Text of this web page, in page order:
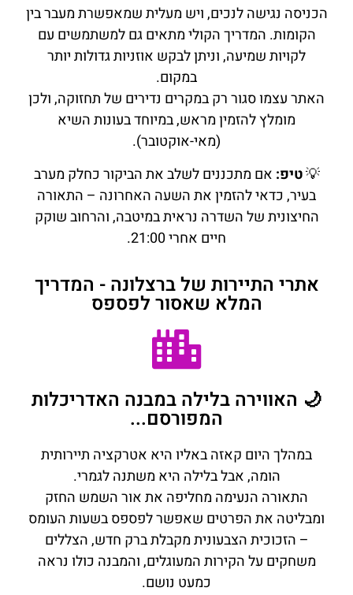
הכניסה נגישה לנכים, ויש מעלית שמאפשרת מעבר בין
הקומות. המדריך הקולי מתאים גם למשתמשים עם
לקויות שמיעה, וניתן לבקש אוזניות גדולות יותר
במקום.
האתר עצמו סגור רק במקרים נדירים של תחזוקה, ולכן
מומלץ להזמין מראש, במיוחד בעונות השיא
(מאי-אוקטובר).
💡טיפ: אם מתכננים לשלב את הביקור כחלק מערב
בעיר, כדאי להזמין את השעה האחרונה – התאורה
החיצונית של השדרה נראית במיטבה, והרחוב שוקק
חיים אחרי 21:00.
אתרי התיירות של ברצלונה - המדריך
המלא שאסור לפספס
🌙 האווירה בלילה במבנה האדריכלות
המפורסם...
במהלך היום קאזה באליו היא אטרקציה תיירותית
הומה, אבל בלילה היא משתנה לגמרי.
התאורה הנעימה מחליפה את אור השמש החזק
ומבליטה את הפרטים שאפשר לפספס בשעות העומס
– הזכוכית הצבעונית מקבלת ברק חדש, הצללים
משחקים על הקירות המעוגלים, והמבנה כולו נראה
כמעט נושם.